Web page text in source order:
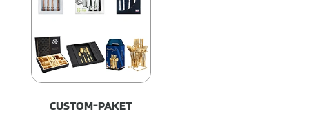
CUSTOM-PAKET